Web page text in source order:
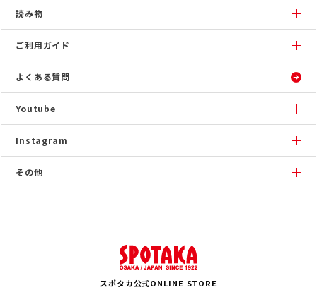
読み物
ご利用ガイド
よくある質問
Youtube
Instagram
その他
スポタカ公式ONLINE STORE